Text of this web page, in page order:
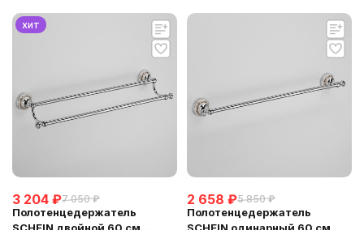
хит
3 204 ₽7 050 ₽
Полотенцедержатель
2 658 ₽5 850 ₽
Полотенцедержатель